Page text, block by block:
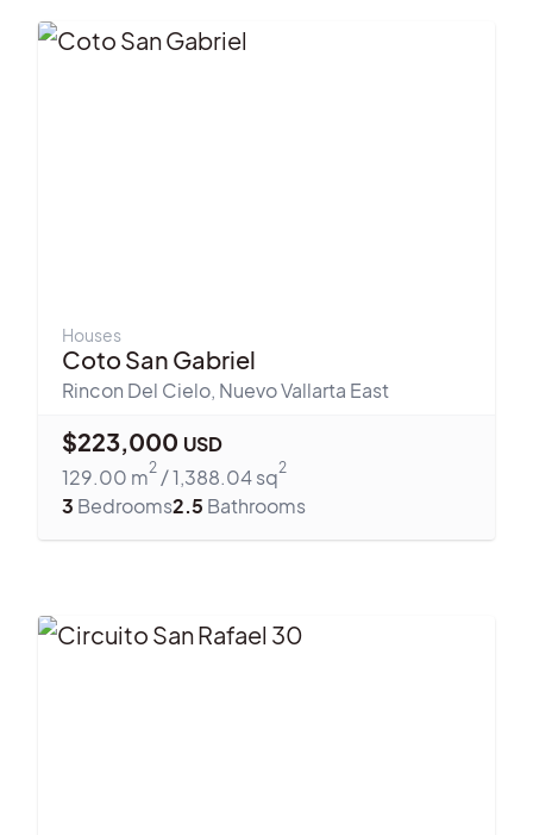
Houses
Coto San Gabriel
Rincon Del Cielo, Nuevo Vallarta East
$223,000 USD
129.00 m2 /1,388.04sq2
3 Bedrooms2.5 Bathrooms